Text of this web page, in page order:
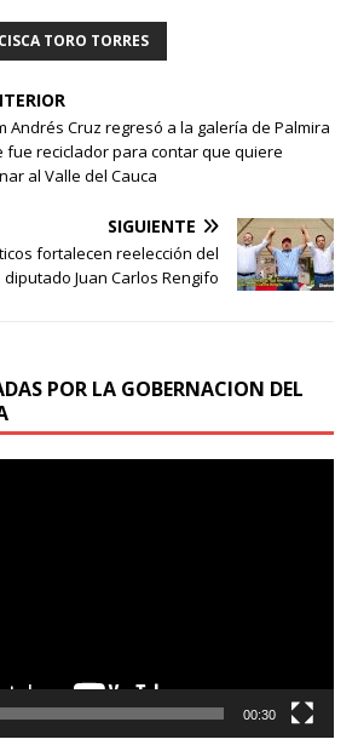
TORO TORRES
Andrés Cruz regresó a la galería de Palmira
fue reciclador para contar que quiere
al Valle del Cauca
SIGUIENTE
fortalecen reelección del
diputado Juan Carlos Rengifo
POR LA GOBERNACION DEL
00:30